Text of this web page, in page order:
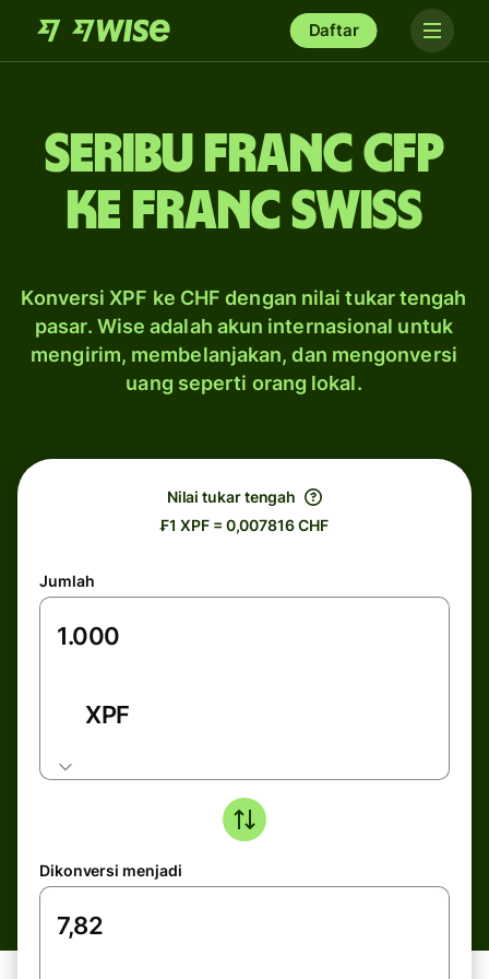
Daftar
seribu franc CFP
ke franc Swiss
Konversi XPF ke CHF dengan nilai tukar tengah
pasar. Wise adalah akun internasional untuk
mengirim, membelanjakan, dan mengonversi
uang seperti orang lokal.
Nilai tukar tengah
₣1 XPF = 0,007816 CHF
Jumlah
XPF
Dikonversi menjadi